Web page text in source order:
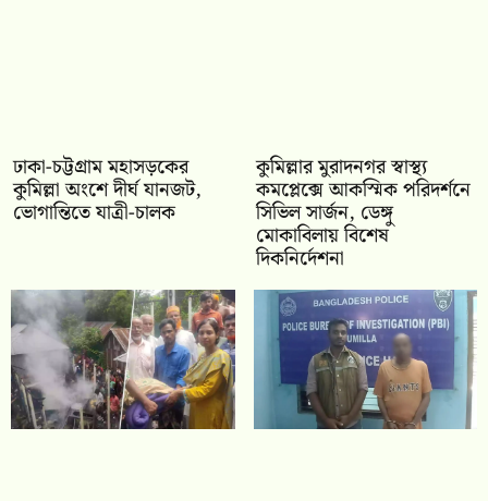
ঢাকা-চট্টগ্রাম মহাসড়কের
কুমিল্লা অংশে দীর্ঘ যানজট,
ভোগান্তিতে যাত্রী-চালক
কুমিল্লার মুরাদনগর স্বাস্থ্য
কমপ্লেক্সে আকস্মিক পরিদর্শনে
সিভিল সার্জন, ডেঙ্গু
মোকাবিলায় বিশেষ
দিকনির্দেশনা